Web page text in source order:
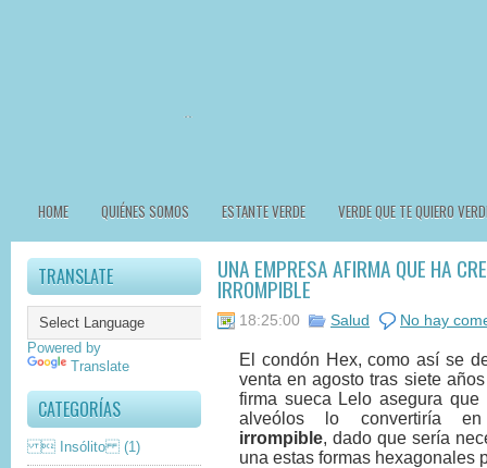
HOME QUIÉNES SOMOS ESTANTE VERDE VERDE QUE TE QUIERO
TRANSLATE
Powered by
Translate
CATEGORÍAS
 Insólito (1)
UNA EMPRESA AFIRMA QUE HA
IRROMPIBLE
18:25:00 Salud No hay
El condón Hex, como así se
venta en agosto tras siete
firma sueca Lelo asegura
alveólos lo convertiría
irrompible, dado que sería
una estas formas hexagonales